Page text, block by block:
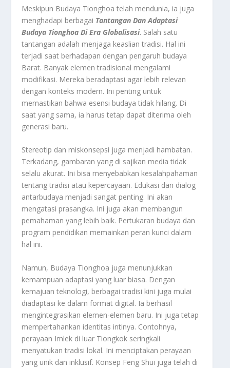
Meskipun Budaya Tionghoa telah mendunia, ia juga
menghadapi berbagai Tantangan Dan Adaptasi
Budaya Tionghoa Di Era Globalisasi. Salah satu
tantangan adalah menjaga keaslian tradisi. Hal ini
terjadi saat berhadapan dengan pengaruh budaya
Barat. Banyak elemen tradisional mengalami
modifikasi. Mereka beradaptasi agar lebih relevan
dengan konteks modern. Ini penting untuk
memastikan bahwa esensi budaya tidak hilang. Di
saat yang sama, ia harus tetap dapat diterima oleh
generasi baru.
Stereotip dan miskonsepsi juga menjadi hambatan.
Terkadang, gambaran yang di sajikan media tidak
selalu akurat. Ini bisa menyebabkan kesalahpahaman
tentang tradisi atau kepercayaan. Edukasi dan dialog
antarbudaya menjadi sangat penting. Ini akan
mengatasi prasangka. Ini juga akan membangun
pemahaman yang lebih baik. Pertukaran budaya dan
program pendidikan memainkan peran kunci dalam
hal ini.
Namun, Budaya Tionghoa juga menunjukkan
kemampuan adaptasi yang luar biasa. Dengan
kemajuan teknologi, berbagai tradisi kini juga mulai
diadaptasi ke dalam format digital. Ia berhasil
mengintegrasikan elemen-elemen baru. Ini juga tetap
mempertahankan identitas intinya. Contohnya,
perayaan Imlek di luar Tiongkok seringkali
menyatukan tradisi lokal. Ini menciptakan perayaan
yang unik dan inklusif. Konsep Feng Shui juga telah di